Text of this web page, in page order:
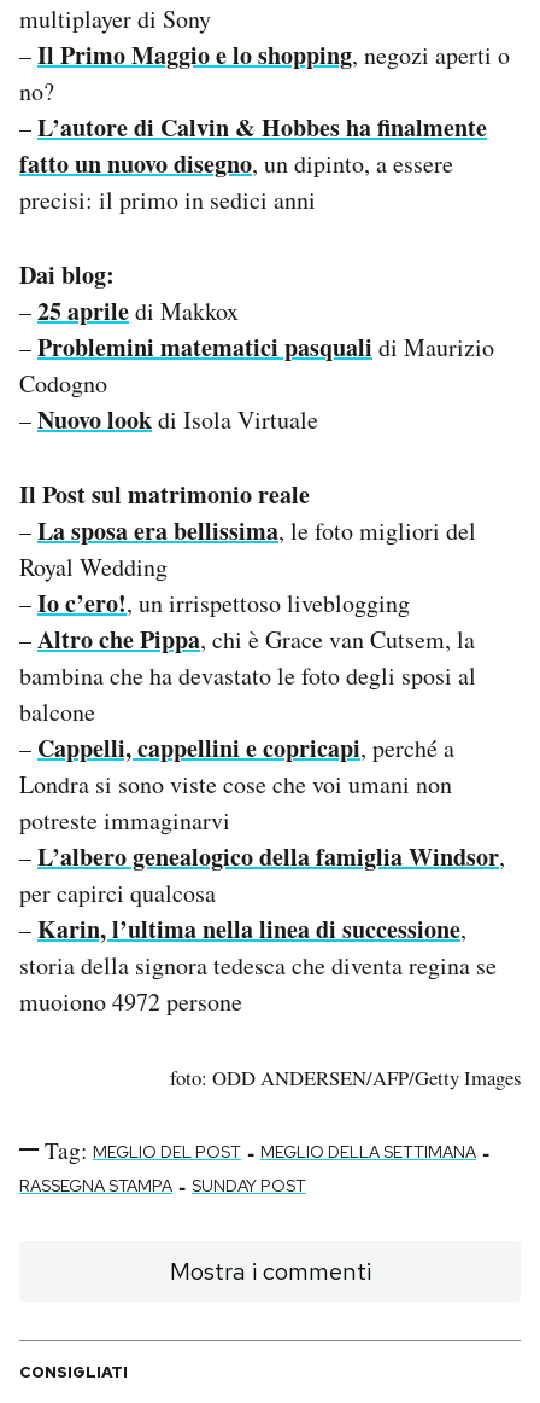
multiplayer di Sony
–Il Primo Maggio e lo shopping, negozi aperti o
no?
–L’autore di Calvin & Hobbes ha finalmente
fatto un nuovo disegno, un dipinto, a essere
precisi: il primo in sedici anni
Dai blog:
–25 apriledi Makkox
–Problemini matematici pasquali di Maurizio
Codogno
–Nuovo lookdi Isola Virtuale
Il Post sul matrimonio reale
–La sposa era bellissima, le foto migliori del
Royal Wedding
–Io c’ero!, un irrispettoso liveblogging
–Altro che Pippa, chi è Grace van Cutsem, la
bambina che ha devastato le foto degli sposi al
balcone
– Cappelli, cappellini e copricapi, perché a
Londra si sono viste cose che voi umani non
potreste immaginarvi
–L’albero genealogico della famiglia Windsor,
per capirci qualcosa
–Karin, l’ultima nella linea di successione,
storia della signora tedesca che diventa regina se
muoiono 4972 persone
foto: ODD ANDERSEN/AFP/Getty Images
Tag: MEGLIO DEL POST - MEGLIO DELLA SETTIMANA -
RASSEGNA STAMPA - SUNDAY POST
Mostra i commenti
CONSIGLIATI